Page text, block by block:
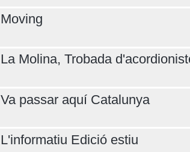
Moving
La Molina, Trobada
Va passar aquí Catalunya
L'informatiu Edició estiu